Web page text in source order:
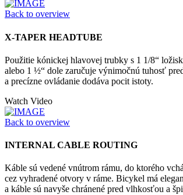
Back to overview
X-TAPER HEADTUBE
Použitie kónickej hlavovej trubky s 1 1/8“
alebo 1 ½“ dole zaručuje výnimočnú tuhosť
a precízne ovládanie dodáva pocit istoty.
Watch Video
Back to overview
INTERNAL CABLE ROUTING
Káble sú vedené vnútrom rámu, do ktorého
cez vyhradené otvory v ráme. Bicykel má
a káble sú navyše chránené pred vlhkosťou a